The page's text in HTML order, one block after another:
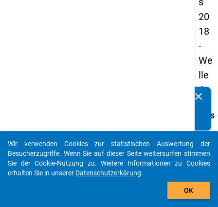
20
18
-
We
lle
4
Details
A41
Wann
clear
auto_stories
add_shopping_cart
Wir verwenden Cookies zur statistischen Auswertung der
Besucherzugriffe. Wenn Sie auf dieser Seite weitersurfen stimmen
Sie der Cookie-Nutzung zu. Weitere Informationen zu Cookies
erhalten Sie in unserer Datenschutzerkärung.
OK